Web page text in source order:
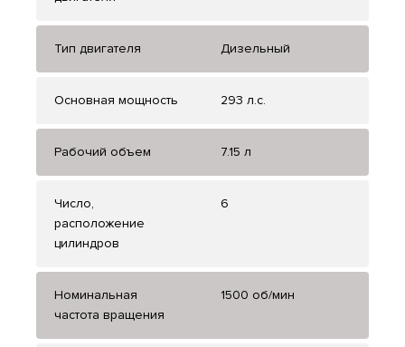
Тип двигателя Дизельный
Основная мощность 293 л.с.
Рабочий объем 7.15 л
Число,
расположение
цилиндров
6
Номинальная
частота вращения
1500 об/мин